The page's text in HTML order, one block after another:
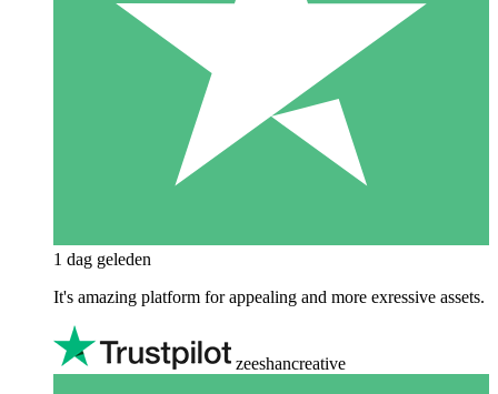
1 dag geleden
It's amazing platform for appealing and more exressive assets.
zeeshancreative